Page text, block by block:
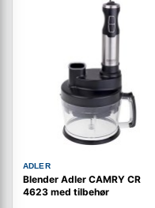
ADLER
Blender Adler CAMRY CR
4623 med tilbehør